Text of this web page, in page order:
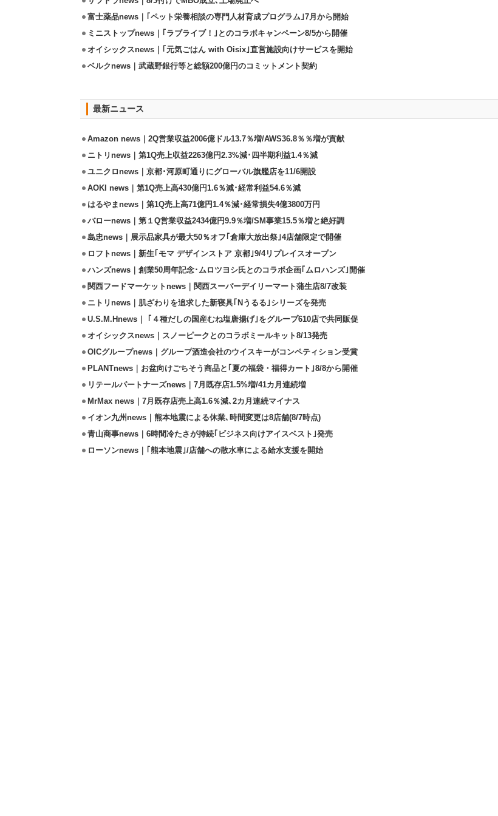
富士薬品news｜｢ペット栄養相談の専門人材育成プログラム｣7月から開始
ミニストップnews｜｢ラブライブ！｣とのコラボキャンペーン8/5から開催
オイシックスnews｜｢元気ごはん with Oisix｣直営施設向けサービスを開始
ベルクnews｜武蔵野銀行等と総額200億円のコミットメント契約
最新ニュース
Amazon news｜2Q営業収益2006億ドル13.7％増/AWS36.8％％増が貢献
ニトリnews｜第1Q売上収益2263億円2.3%減･四半期利益1.4％減
ユニクロnews｜京都･河原町通りにグローバル旗艦店を11/6開設
AOKI news｜第1Q売上高430億円1.6％減･経常利益54.6％減
はるやまnews｜第1Q売上高71億円1.4％減･経常損失4億3800万円
バローnews｜第１Q営業収益2434億円9.9％増/SM事業15.5％増と絶好調
島忠news｜展示品家具が最大50％オフ｢倉庫大放出祭｣4店舗限定で開催
ロフトnews｜新生｢モマ デザインストア 京都｣9/4リプレイスオープン
ハンズnews｜創業50周年記念･ムロツヨシ氏とのコラボ企画｢ムロハンズ｣開催
関西フードマーケットnews｜関西スーパーデイリーマート蒲生店8/7改装
ニトリnews｜肌ざわりを追求した新寝具｢Nうるる｣シリーズを発売
U.S.M.Hnews｜ ｢４種だしの国産むね塩唐揚げ｣をグループ610店で共同販促
オイシックスnews｜スノーピークとのコラボミールキット8/13発売
OICグループnews｜グループ酒造会社のウイスキーがコンペティション受賞
PLANTnews｜お盆向けごちそう商品と｢夏の福袋・福得カート｣8/8から開催
リテールパートナーズnews｜7月既存店1.5%増/41カ月連続増
MrMax news｜7月既存店売上高1.6％減､2カ月連続マイナス
イオン九州news｜熊本地震による休業､時間変更は8店舗(8/7時点)
青山商事news｜6時間冷たさが持続｢ビジネス向けアイスベスト｣発売
ローソンnews｜｢熊本地震｣/店舗への散水車による給水支援を開始